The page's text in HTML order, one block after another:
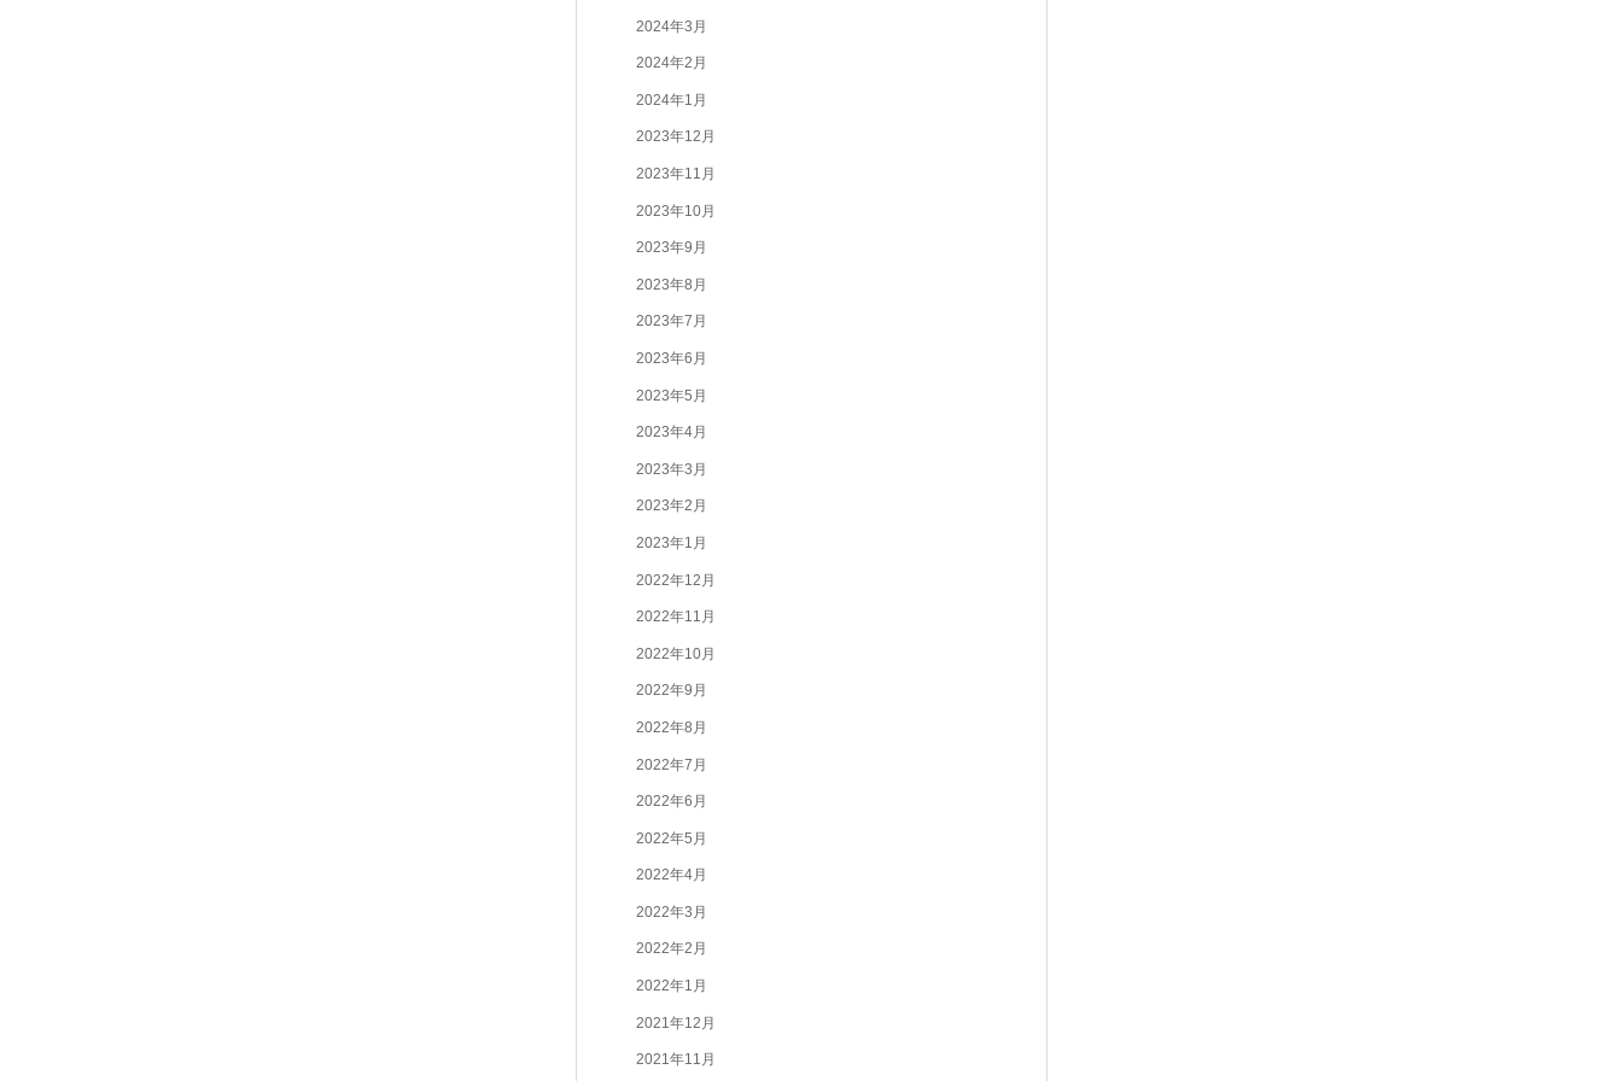
2024年3月
2024年2月
2024年1月
2023年12月
2023年11月
2023年10月
2023年9月
2023年8月
2023年7月
2023年6月
2023年5月
2023年4月
2023年3月
2023年2月
2023年1月
2022年12月
2022年11月
2022年10月
2022年9月
2022年8月
2022年7月
2022年6月
2022年5月
2022年4月
2022年3月
2022年2月
2022年1月
2021年12月
2021年11月